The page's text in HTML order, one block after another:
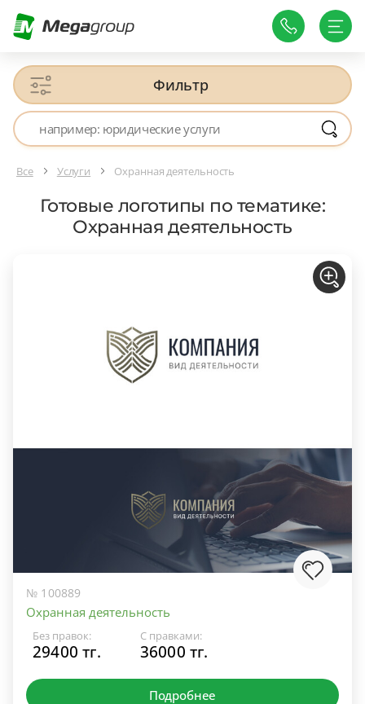
Фильтр
Все Услуги Охранная деятельность
Готовые логотипы по тематике:
Охранная деятельность
№ 100889
Охранная деятельность
Без правок:
29400 тг.
С правками:
36000 тг.
Подробнее